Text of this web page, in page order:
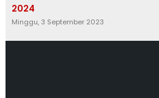
2024
Minggu, 3 September 2023